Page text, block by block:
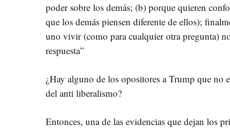
poder sobre los demás; (b) porque quieren
que los demás piensen diferente de ellos);
uno vivir (como para cualquier otra pregunta)
respuesta”
¿Hay alguno de los opositores a Trump que no
del anti liberalismo?
Entonces, una de las evidencias que dejan los